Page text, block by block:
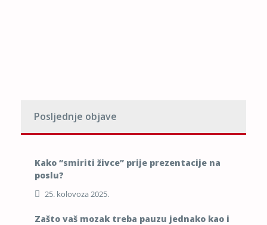
Posljednje objave
Kako “smiriti živce” prije prezentacije na
poslu?
25. kolovoza 2025.
Zašto vaš mozak treba pauzu jednako kao i